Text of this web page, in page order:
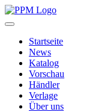
Startseite
News
Katalog
Vorschau
Händler
Verlage
Über uns